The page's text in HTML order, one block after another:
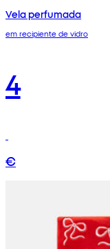
Vela perfumada
em recipiente de vidro
4
€